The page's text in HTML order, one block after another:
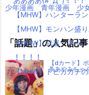
【MHW】ハンターラ
【MHW】モンハン盛
【MHW】武器：チャ
！！！！
【MHW】トビカガチ
は？
少年漫画
青年漫画 少
「話題」の人気記事
【dカード】
条あやみちゃ